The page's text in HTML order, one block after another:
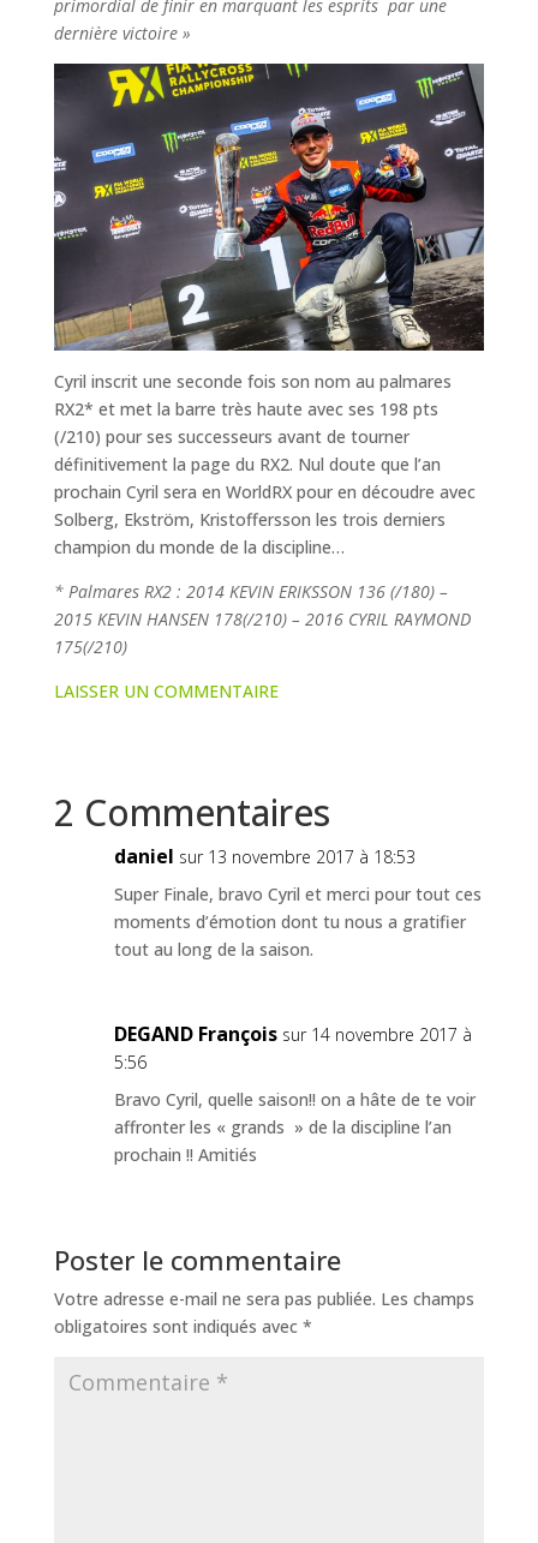
primordial de finir en marquant les esprits par une
dernière victoire »
Cyril inscrit une seconde fois son nom au palmares
RX2* et met la barre très haute avec ses 198 pts
(/210) pour ses successeurs avant de tourner
définitivement la page du RX2. Nul doute que l’an
prochain Cyril sera en WorldRX pour en découdre avec
Solberg, Ekström, Kristoffersson les trois derniers
champion du monde de la discipline…
* Palmares RX2 : 2014 KEVIN ERIKSSON 136 (/180) –
2015 KEVIN HANSEN 178(/210) – 2016 CYRIL RAYMOND
175(/210)
LAISSER UN COMMENTAIRE
2 Commentaires
daniel sur 13 novembre 2017 à 18:53
Super Finale, bravo Cyril et merci pour tout ces
moments d’émotion dont tu nous a gratifier
tout au long de la saison.
DEGAND François sur 14 novembre 2017 à
5:56
Bravo Cyril, quelle saison!! on a hâte de te voir
affronter les « grands » de la discipline l’an
prochain !! Amitiés
Poster le commentaire
Votre adresse e-mail ne sera pas publiée. Les champs
obligatoires sont indiqués avec *